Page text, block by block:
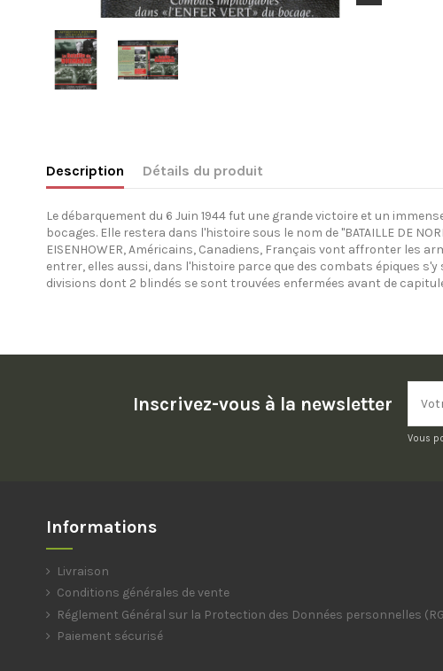
Description Détails du produit
Le débarquement du 6 Juin 1944 fut une grande victoire et un
bocages. Elle restera dans l'histoire sous le nom de "BATAILLE DE
EISENHOWER, Américains, Canadiens, Français vont affronter les
entrer, elles aussi, dans l'histoire parce que des combats épiques s'y
divisions dont 2 blindés se sont trouvées enfermées avant de
Inscrivez-vous à la newsletter
Vous
Informations
Livraison
Conditions générales de vente
Réglement Général sur la Protection des Données personnelles
Paiement sécurisé